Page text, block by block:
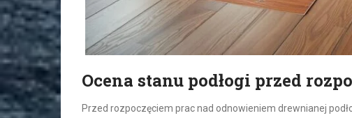
Ocena stanu podłogi przed
Przed rozpoczęciem prac nad odnowieniem drewnianej